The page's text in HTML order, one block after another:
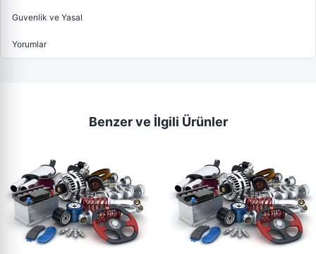
Guvenlik ve Yasal
Yorumlar
Benzer ve İlgili Ürünler